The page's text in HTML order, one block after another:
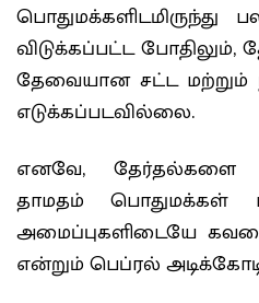
விடுக்கப்பட்ட போதிலும்,
தேவையான சட்ட மற்றும்
எடுக்கப்படவில்லை.
எனவே, தேர்தல்களை
தாமதம் பொதுமக்கள்
அமைப்புகளிடையே
என்றும் பெப்ரல்